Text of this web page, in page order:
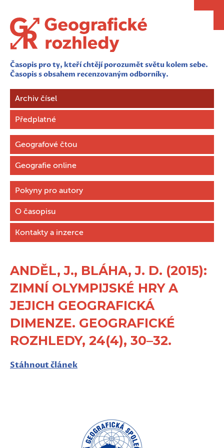
Časopis pro ty, kteří chtějí porozumět světu kolem sebe.
Časopis s obsahem recenzovaným odborníky.
Archiv čísel
Předplatné
Geografové čtou
Geografie online
Pokyny pro autory
O časopisu
Kontakty a inzerce
ANDĚL, J., BLÁHA, J. D. (2015):
ZIMNÍ OLYMPIJSKÉ HRY A
JEJICH GEOGRAFICKÁ
DIMENZE. GEOGRAFICKÉ
ROZHLEDY, 24(4), 30–32.
Stáhnout článek